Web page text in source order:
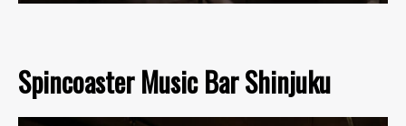
Spincoaster Music Bar Shinjuku